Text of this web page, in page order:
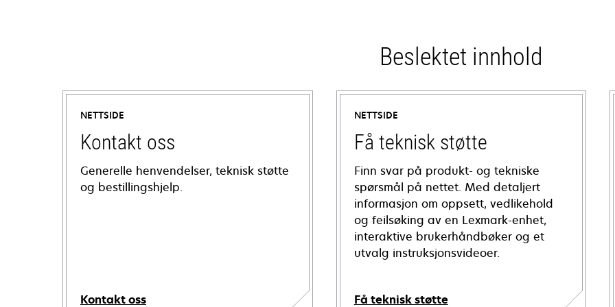
Beslektet innhold
NETTSIDE
Kontakt oss
Generelle henvendelser, teknisk støtte
og bestillingshjelp.
Kontakt oss
NETTSIDE
Få teknisk støtte
Finn svar på produkt- og tekniske
spørsmål på nettet. Med detaljert
informasjon om oppsett, vedlikehold
og feilsøking av en Lexmark-enhet,
interaktive brukerhåndbøker og et
utvalg instruksjonsvideoer.
Få teknisk støtte